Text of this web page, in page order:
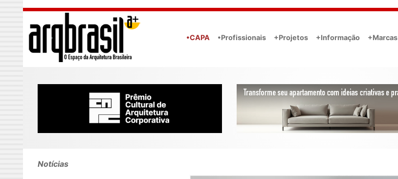
Skip to main content
•CAPA •Profissionais +Projetos +Informação +Marcas
Notícias